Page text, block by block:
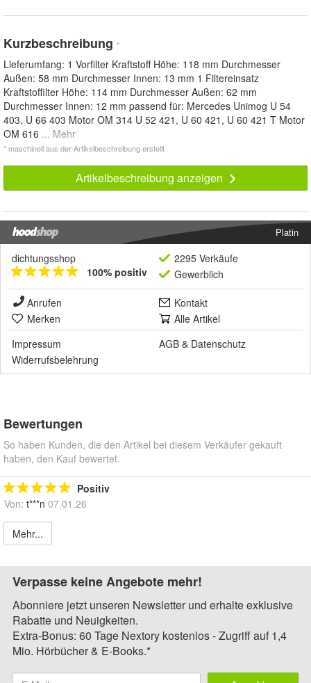
Kurzbeschreibung *
Lieferumfang: 1 Vorfilter Kraftstoff Höhe: 118 mm Durchmesser
Außen: 58 mm Durchmesser Innen: 13 mm 1 Filtereinsatz
Kraftstoffilter Höhe: 114 mm Durchmesser Außen: 62 mm
Durchmesser Innen: 12 mm passend für: Mercedes Unimog U 54
403, U 66 403 Motor OM 314 U 52 421, U 60 421, U 60 421 T Motor
OM 616 ... Mehr
* maschinell aus der Artikelbeschreibung erstellt
Artikelbeschreibung anzeigen
Platin
dichtungsshop
100% positiv
2295 Verkäufe
Gewerblich
Anrufen
Kontakt
Merken
Alle Artikel
Impressum
AGB & Datenschutz
Widerrufsbelehrung
Bewertungen
So haben Kunden, die den Artikel bei diesem Verkäufer gekauft
haben, den Kauf bewertet.
Positiv
Von: t***n 07.01.26
Mehr...
Verpasse keine Angebote mehr!
Abonniere jetzt unseren Newsletter und erhalte exklusive
Rabatte und Neuigkeiten.
Extra-Bonus: 60 Tage Nextory kostenlos - Zugriff auf 1,4
Mio. Hörbücher & E-Books.*